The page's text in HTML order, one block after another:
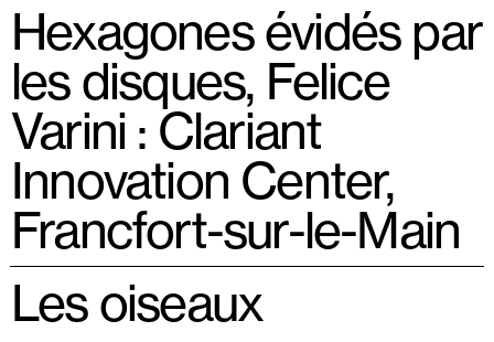
Hexagones évidés par
les disques, Felice
Varini : Clariant
Innovation Center,
Francfort-sur-le-Main
Les oiseaux